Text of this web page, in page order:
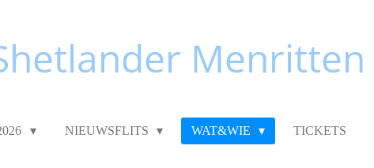
Menritten
NIEUWSFLITS WAT&WIE TICKETS